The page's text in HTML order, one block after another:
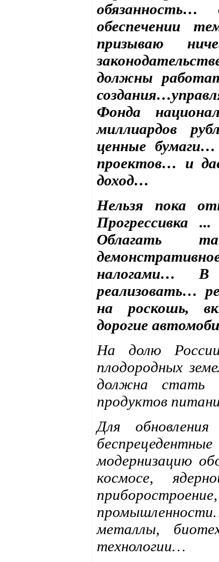
обеспечении
призываю
должны
Фонда
миллиардов
ценные
проектов… и
доход…
Нельзя пока
Прогрессивка
Облагать
налогами… В
реализовать…
на роскошь,
дорогие
На долю
плодородных
должна стать
продуктов
Для
модернизацию
космосе,
металлы,
технологии…